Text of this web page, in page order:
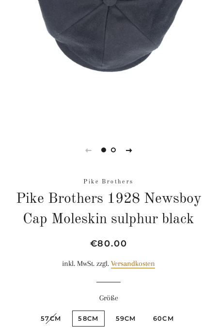
Pike Brothers
Pike Brothers 1928 Newsboy
Cap Moleskin sulphur black
Normaler
Sonderpreis
€80.00
inkl. MwSt. zzgl. Versandkosten
Größe
57CM 58CM 59CM 60CM